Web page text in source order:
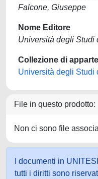
Falcone, Giuseppe
Nome Editore
Università degli Studi
Collezione di
Università degli Studi
File in questo prodotto:
Non ci sono file
I documenti in
tutti i diritti sono